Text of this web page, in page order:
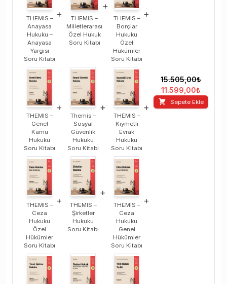
THEMIS –
Anayasa
Hukuku –
Anayasa
Yargısı
Soru Kitabı
+
THEMIS –
Milletlerarası
Özel Hukuk
Soru Kitabı
+
THEMIS –
Borçlar
Hukuku
Özel
Hükümler
Soru Kitabı
+
THEMIS –
Genel
Kamu
Hukuku
Soru Kitabı
+
Themis –
Sosyal
Güvenlik
Hukuku
Soru Kitabı
+
THEMIS –
Kıymetli
Evrak
Hukuku
Soru Kitabı
+
THEMIS –
Ceza
Hukuku
Özel
Hükümler
Soru Kitabı
+
THEMIS –
Şirketler
Hukuku
Soru Kitabı
+
THEMIS –
Ceza
Hukuku
Genel
Hükümler
Soru Kitabı
+
15.505,00₺
11.599,00₺
Sepete Ekle